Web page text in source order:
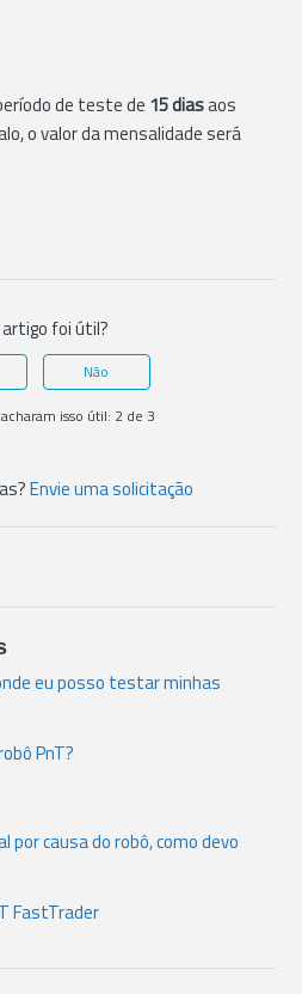
de teste de 15 diasaos
o valor da mensalidade será
foi útil?
Não
isso útil: 2 de 3
Envie uma solicitação
eu posso testar minhas
PnT?
por causa do robô, como devo
FastTrader